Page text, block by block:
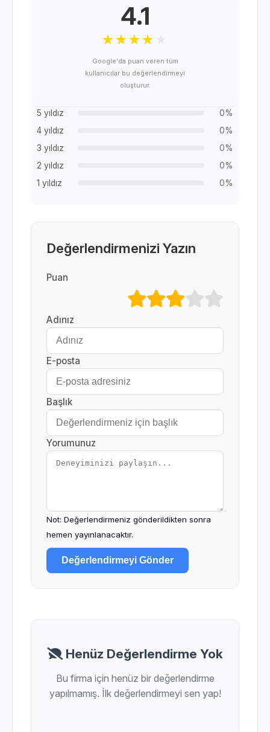
4.1
Google'da puan veren tüm
kullanıcılar bu değerlendirmeyi
oluşturur.
5 yıldız
0%
4 yıldız
0%
3 yıldız
0%
2 yıldız
0%
1 yıldız
0%
Değerlendirmenizi Yazın
Puan
Adınız
E-posta
Başlık
Yorumunuz
Not: Değerlendirmeniz gönderildikten sonra
hemen yayınlanacaktır.
Değerlendirmeyi Gönder
Henüz Değerlendirme Yok
Bu firma için henüz bir değerlendirme
yapılmamış. İlk değerlendirmeyi sen yap!